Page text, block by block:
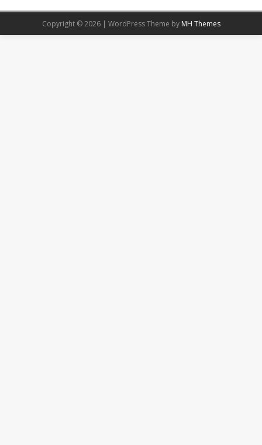
Copyright © 2026 | WordPress Theme by MH Themes